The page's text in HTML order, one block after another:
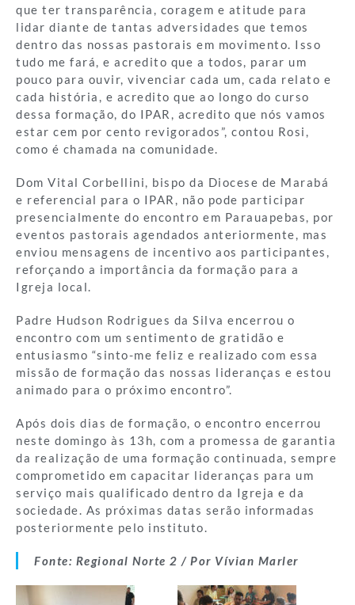
que ter transparência, coragem e atitude para
lidar diante de tantas adversidades que temos
dentro das nossas pastorais em movimento. Isso
tudo me fará, e acredito que a todos, parar um
pouco para ouvir, vivenciar cada um, cada relato e
cada história, e acredito que ao longo do curso
dessa formação, do IPAR, acredito que nós vamos
estar cem por cento revigorados”, contou Rosi,
como é chamada na comunidade.
Dom Vital Corbellini, bispo da Diocese de Marabá
e referencial para o IPAR, não pode participar
presencialmente do encontro em Parauapebas, por
eventos pastorais agendados anteriormente, mas
enviou mensagens de incentivo aos participantes,
reforçando a importância da formação para a
Igreja local.
Padre Hudson Rodrigues da Silva encerrou o
encontro com um sentimento de gratidão e
entusiasmo “sinto-me feliz e realizado com essa
missão de formação das nossas lideranças e estou
animado para o próximo encontro”.
Após dois dias de formação, o encontro encerrou
neste domingo às 13h, com a promessa de garantia
da realização de uma formação continuada, sempre
comprometido em capacitar lideranças para um
serviço mais qualificado dentro da Igreja e da
sociedade. As próximas datas serão informadas
posteriormente pelo instituto.
Fonte: Regional Norte 2 / Por Vívian Marler